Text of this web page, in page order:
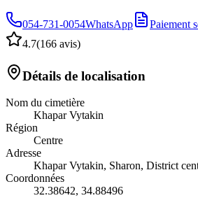
054-731-0054WhatsApp
Paiement
4.7(166 avis)
Détails de localisation
Nom du cimetière
Khapar Vytakin
Région
Centre
Adresse
Khapar Vytakin, Sharon, District
Coordonnées
32.38642, 34.88496